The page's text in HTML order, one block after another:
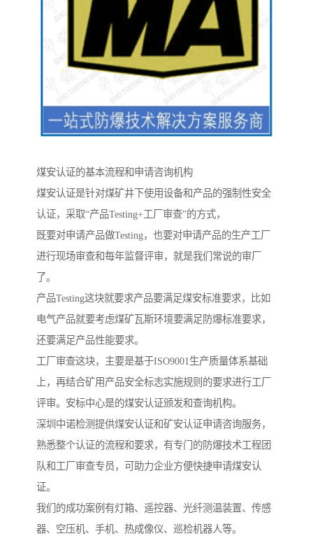
煤安认证的基本流程和申请咨询机构
煤安认证是针对煤矿井下使用设备和产品的强制性安全
认证，采取“产品Testing+工厂审查”的方式，
既要对申请产品做Testing，也要对申请产品的生产工厂
进行现场审查和每年监督评审，就是我们常说的审厂
了。
产品Testing这块就要求产品要满足煤安标准要求，比如
电气产品就要考虑煤矿瓦斯环境要满足防爆标准要求，
还要满足产品性能要求。
工厂审查这块，主要是基于ISO9001生产质量体系基础
上，再结合矿用产品安全标志实施规则的要求进行工厂
评审。安标中心是的煤安认证颁发和查询机构。
深圳中诺检测提供煤安认证和矿安认证申请咨询服务，
熟悉整个认证的流程和要求，有专门的防爆技术工程团
队和工厂审查专员，可助力企业方便快捷申请煤安认
证。
我们的成功案例有灯箱、遥控器、光纤测温装置、传感
器、空压机、手机、热成像仪、巡检机器人等。